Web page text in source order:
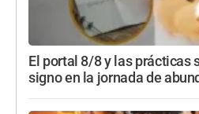
El portal 8/8 y las prácticas
signo en la jornada de